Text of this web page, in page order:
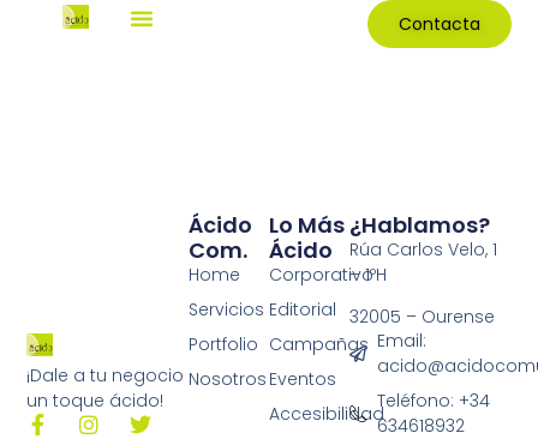
Contacta
¡Dale a tu negocio
un toque ácido!
Lo Más
Ácido
Corporativo
Editorial
Campañas
Eventos
Accesibilidad
Ácido
Com.
Home
Servicios
Portfolio
Nosotros
¿Hablamos?
Rúa Carlos Velo, 1
– 1ºH
32005 – Ourense
Email:
Teléfono: +34
634618932